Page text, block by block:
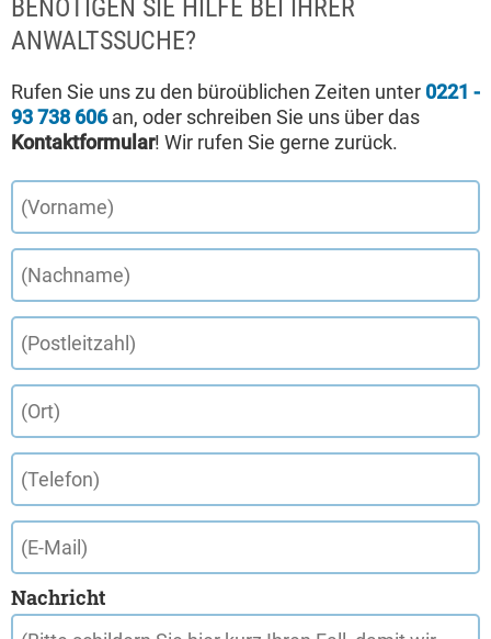
BENÖTIGEN SIE HILFE BEI IHRER
ANWALTSSUCHE?
Rufen Sie uns zu den büroüblichen Zeiten unter 0221 -
93 738 606an, oder schreiben Sie uns über das
Kontaktformular! Wir rufen Sie gerne zurück.
Nachricht